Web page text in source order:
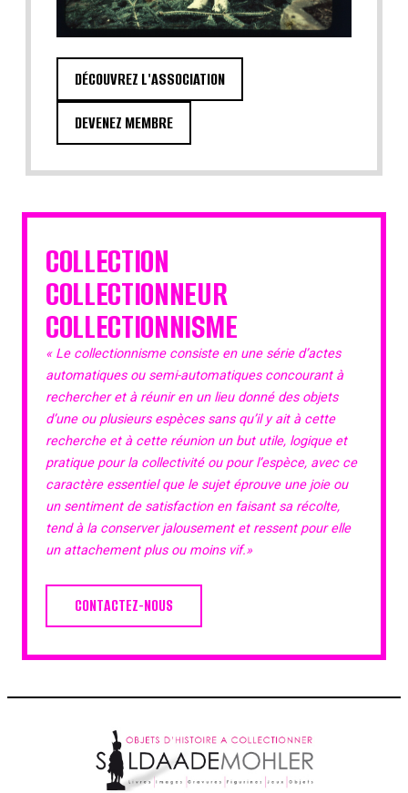
DÉCOUVREZ L'ASSOCIATION
DEVENEZ MEMBRE
COLLECTION
COLLECTIONNEUR
COLLECTIONNISME
« Le collectionnisme consiste en une série d’actes
automatiques ou semi-automatiques concourant à
rechercher et à réunir en un lieu donné des objets
d’une ou plusieurs espèces sans qu’il y ait à cette
recherche et à cette réunion un but utile, logique et
pratique pour la collectivité ou pour l’espèce, avec ce
caractère essentiel que le sujet éprouve une joie ou
un sentiment de satisfaction en faisant sa récolte,
tend à la conserver jalousement et ressent pour elle
un attachement plus ou moins vif.»
CONTACTEZ-NOUS